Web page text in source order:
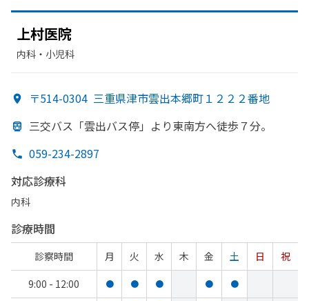
上村医院
内科・​小児科
〒514-0304 三重県津市雲出本郷町１２２２番地
三交バス「雲出バス停」より東南方へ徒歩７分。
059-234-2897
対応診療科
内科
診療時間
診察時間 月 火 水 木 金 土 日
祝
9:00 - 12:00
● ● ● ● ●